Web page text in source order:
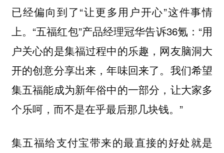
已经偏向到了“让更多用户开心”这件事情
上。“五福红包”产品经理冠华告诉36氪：“用
户关心的是集福过程中的乐趣，网友脑洞大
开的创意分享出来，年味回来了。我们希望
集五福能成为新年俗中的一部分，让大家多
个乐呵，而不是在乎最后那几块钱。”
集五福给支付宝带来的最直接的好处就是